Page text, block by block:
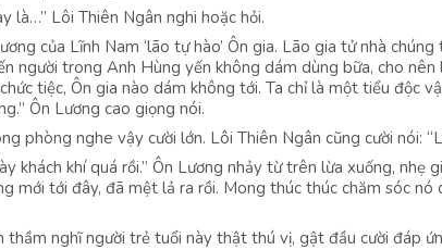
là…” Lôi Thiên Ngân nghi hoặc hỏi.
của Lĩnh Nam ‘lão tự hào’ Ôn gia. Lão gia tử nhà
người trong Anh Hùng yến không dám dùng bữa, cho
tiệc, Ôn gia nào dám không tới. Ta chỉ là một tiểu độc
Ôn Lương cao giọng nói.
phòng nghe vậy cười lớn. Lôi Thiên Ngân cũng cười nói:
khách khí quá rồi.” Ôn Lương nhảy từ trên lừa xuống, nhẹ
mới tới đây, đã mệt lả ra rồi. Mong thúc thúc chăm sóc
thầm nghĩ người trẻ tuổi này thật thú vị, gật đầu cười đáp